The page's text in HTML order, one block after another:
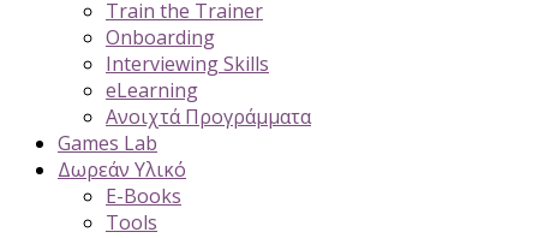
Train the Trainer
Onboarding
Interviewing Skills
eLearning
Ανοιχτά Προγράμματα
Games Lab
Δωρεάν Υλικό
E-Books
Tools